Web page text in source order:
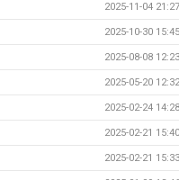
2025-11-04 21:27
2025-10-30 15:45
2025-08-08 12:23
2025-05-20 12:32
2025-02-24 14:28
2025-02-21 15:40
2025-02-21 15:33